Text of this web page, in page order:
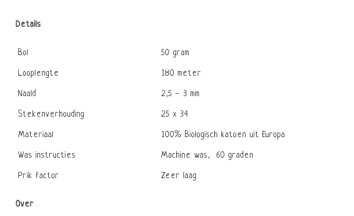
Details
Bol 50 gram
Looplengte 180 meter
Naald 2,5 - 3 mm
Stekenverhouding 25 x 34
Materiaal 100% Biologisch katoen uit Europa
Was instructies Machine was, 60 graden
Prik factor Zeer laag
Over